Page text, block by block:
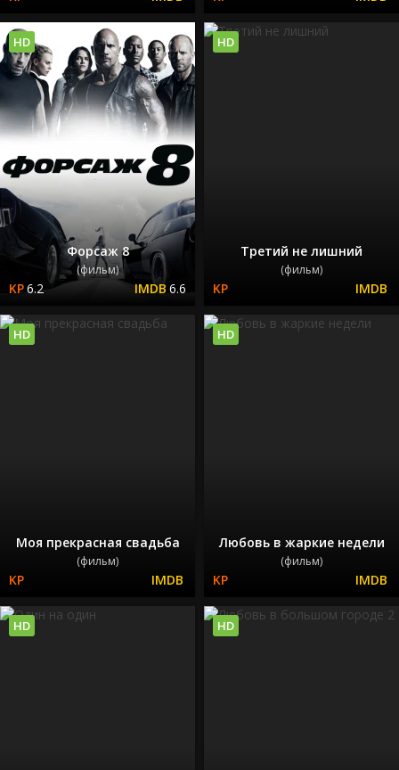
Форсаж 8
(фильм)
6.2 6.6
HD
Третий не лишний
(фильм)
HD
Моя прекрасная свадьба
(фильм)
HD
Любовь в жаркие недели
(фильм)
HD
HD HD